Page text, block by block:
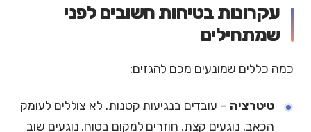
עקרונות בטיחות חשובים לפני
שמתחילים
כמה כללים שמונעים מכם להגזים:
טיטרציה – עובדים בנגיעות קטנות. לא צוללים לעומק
הכאב. נוגעים קצת, חוזרים למקום בטוח, נוגעים שוב